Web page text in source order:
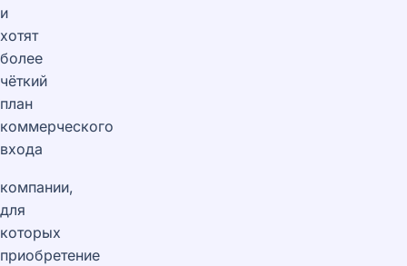
и
хотят
более
чёткий
план
коммерческого
входа
компании,
для
которых
приобретение